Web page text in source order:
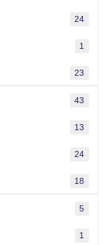
24
1
23
43
13
24
18
5
1